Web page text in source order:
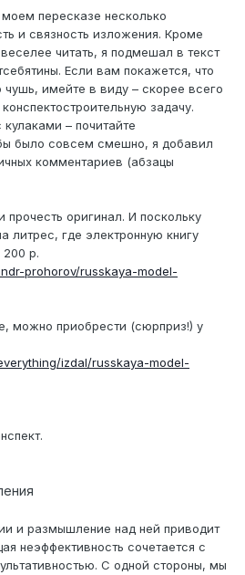
пересказе несколько
и связность изложения. Кроме
читать, я подмешал в текст
Если вам покажется, что
чушь, имейте в виду – скорее всего
задачу.
– почитайте
было совсем смешно, я добавил
комментариев (абзацы
оригинал. И поскольку
литрес, где электронную книгу
р.
prohorov/russkaya-model-
можно приобрести (сюрприз!) у
izdal/russkaya-model-
и размышление над ней приводит
неэффективность сочетается с
С одной стороны, мы